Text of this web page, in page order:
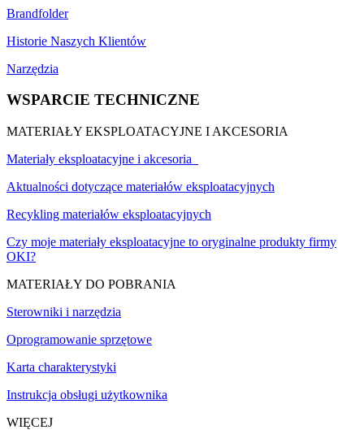
Brandfolder
Historie Naszych Klientów
Narzędzia
WSPARCIE TECHNICZNE
MATERIAŁY EKSPLOATACYJNE I AKCESORIA
Materiały eksploatacyjne i akcesoria
Aktualności dotyczące materiałów eksploatacyjnych
Recykling materiałów eksploatacyjnych
Czy moje materiały eksploatacyjne to oryginalne produkty firmy
OKI?
MATERIAŁY DO POBRANIA
Sterowniki i narzędzia
Oprogramowanie sprzętowe
Karta charakterystyki
Instrukcja obsługi użytkownika
WIĘCEJ